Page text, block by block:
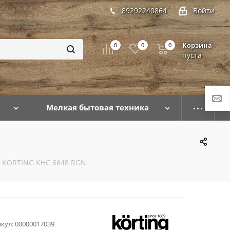
Войти
89292240864
0 0 Корзина
пуста
0
Мелкая бытовая техника
KHC 6648 RGN
00000017039